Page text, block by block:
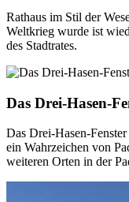
Rathaus im Stil der
Weltkrieg wurde ist
des Stadtrates.
Das Drei-Hasen-
Das Drei-Hasen-
ein Wahrzeichen von
weiteren Orten in der